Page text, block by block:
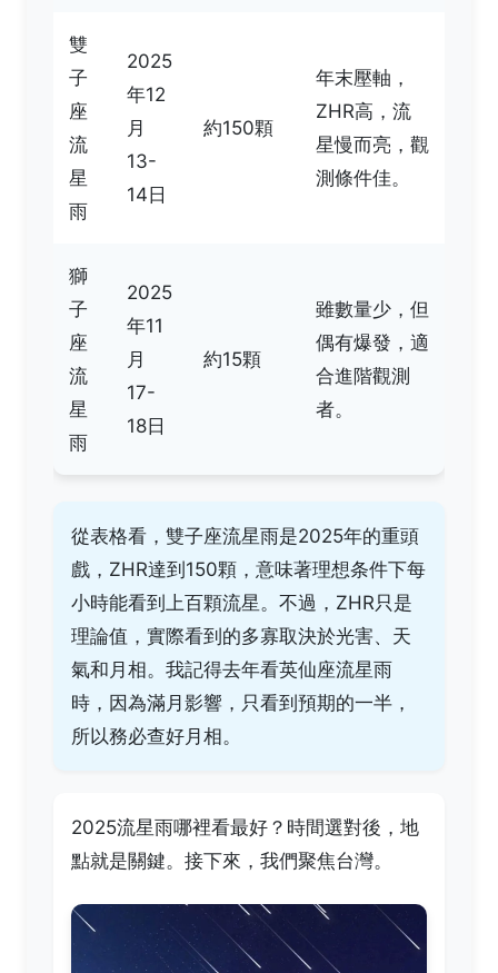
雙
子
座
流
星
雨
2025
年12
月
13-
14日
約150顆
年末壓軸，
ZHR高，流
星慢而亮，觀
測條件佳。
獅
子
座
流
星
雨
2025
年11
月
17-
18日
約15顆
雖數量少，但
偶有爆發，適
合進階觀測
者。
從表格看，雙子座流星雨是2025年的重頭
戲，ZHR達到150顆，意味著理想条件下每
小時能看到上百顆流星。不過，ZHR只是
理論值，實際看到的多寡取決於光害、天
氣和月相。我記得去年看英仙座流星雨
時，因為滿月影響，只看到預期的一半，
所以務必查好月相。
2025流星雨哪裡看最好？時間選對後，地
點就是關鍵。接下來，我們聚焦台灣。